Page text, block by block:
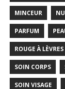
MINCEUR
PARFUM
ROUGE À LÈVRES
SOIN CORPS
SOIN VISAGE